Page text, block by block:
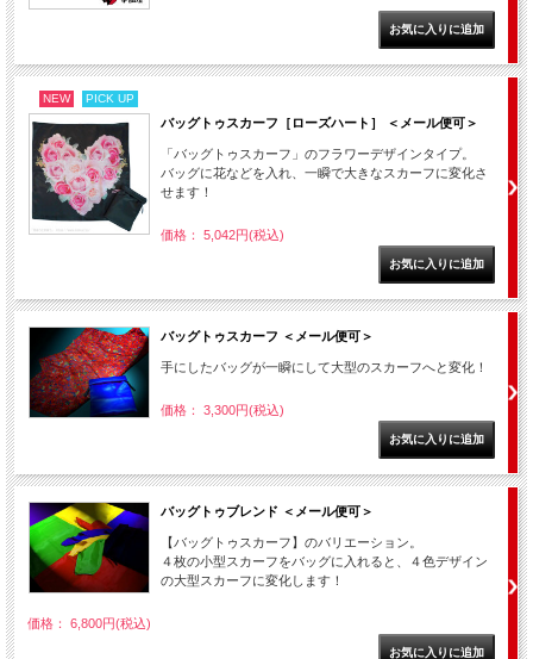
NEW PICK UP
バッグトゥスカーフ［ローズハート］ ＜メール便可＞
「バッグトゥスカーフ」のフラワーデザインタイプ。
バッグに花などを入れ、一瞬で大きなスカーフに変化さ
せます！
価格： 5,042円(税込)
バッグトゥスカーフ ＜メール便可＞
手にしたバッグが一瞬にして大型のスカーフへと変化！
価格： 3,300円(税込)
バッグトゥブレンド ＜メール便可＞
【バッグトゥスカーフ】のバリエーション。
４枚の小型スカーフをバッグに入れると、４色デザイン
の大型スカーフに変化します！
価格： 6,800円(税込)